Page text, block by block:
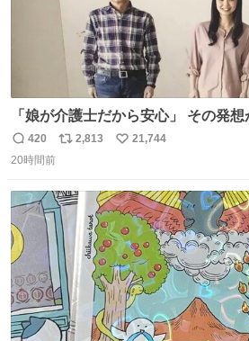
「娘が介護士だから安心」 その発想が怖い。 ちなみにこの
ポスターは、介護職の求人や転職支
スターらしい。
返
信
420
リ
ト
数
2,813
い
数
21,744
20時間前